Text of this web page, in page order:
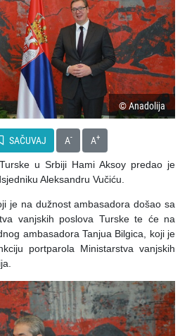
© Anadolija
SAČUVAJ A- A+
u Srbiji Hami Aksoy predao je
Aleksandru Vučiću.
je na dužnost ambasadora došao sa
vanjskih poslova Turske te će na
ambasadora Tanjua Bilgica, koji je
portparola Ministarstva vanjskih